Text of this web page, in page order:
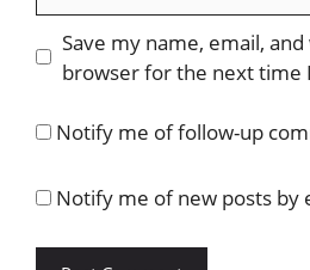
Save my name, email,
browser for the next time
Notify me of follow-up
Notify me of new posts by